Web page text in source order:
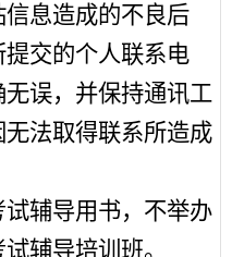
息造成的不良后
交的个人联系电
误，并保持通讯工
法取得联系所造成
试辅导用书，不举办
辅导培训班。